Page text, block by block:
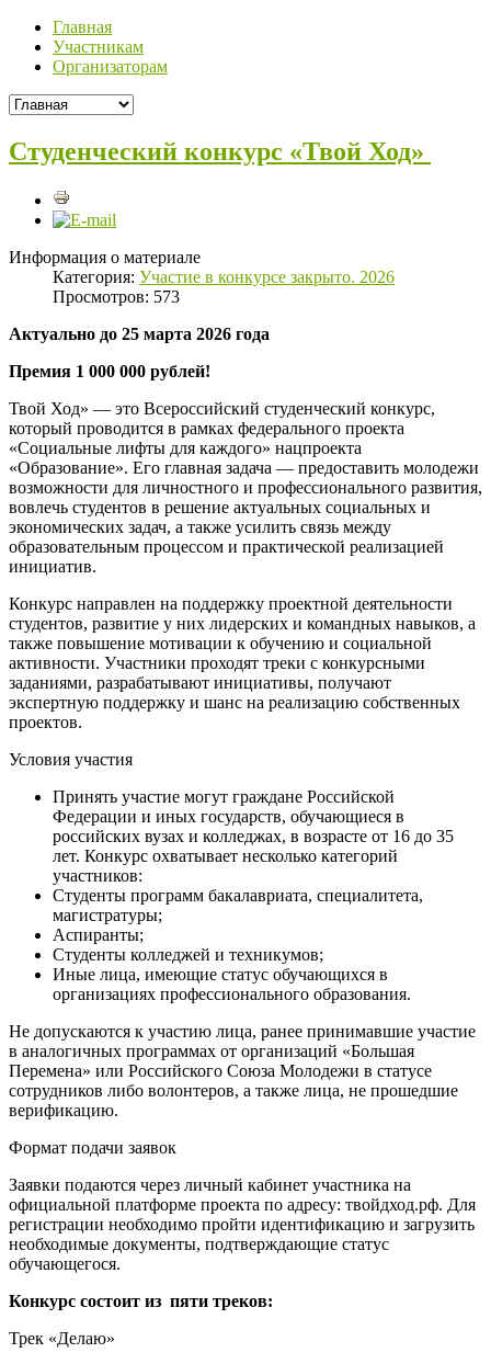
Главная
Участникам
Организаторам
Студенческий конкурс «Твой Ход»
Информация о материале
Категория: Участие в конкурсе закрыто. 2026
Просмотров: 573
Актуально до 25 марта 2026 года
Премия 1 000 000 рублей!
Твой Ход» — это Всероссийский студенческий конкурс,
который проводится в рамках федерального проекта
«Социальные лифты для каждого» нацпроекта
«Образование». Его главная задача — предоставить молодежи
возможности для личностного и профессионального развития,
вовлечь студентов в решение актуальных социальных и
экономических задач, а также усилить связь между
образовательным процессом и практической реализацией
инициатив.
Конкурс направлен на поддержку проектной деятельности
студентов, развитие у них лидерских и командных навыков, а
также повышение мотивации к обучению и социальной
активности. Участники проходят треки с конкурсными
заданиями, разрабатывают инициативы, получают
экспертную поддержку и шанс на реализацию собственных
проектов.
Условия участия
Принять участие могут граждане Российской
Федерации и иных государств, обучающиеся в
российских вузах и колледжах, в возрасте от 16 до 35
лет. Конкурс охватывает несколько категорий
участников:
Студенты программ бакалавриата, специалитета,
магистратуры;
Аспиранты;
Студенты колледжей и техникумов;
Иные лица, имеющие статус обучающихся в
организациях профессионального образования.
Не допускаются к участию лица, ранее принимавшие участие
в аналогичных программах от организаций «Большая
Перемена» или Российского Союза Молодежи в статусе
сотрудников либо волонтеров, а также лица, не прошедшие
верификацию.
Формат подачи заявок
Заявки подаются через личный кабинет участника на
официальной платформе проекта по адресу: твойдход.рф. Для
регистрации необходимо пройти идентификацию и загрузить
необходимые документы, подтверждающие статус
обучающегося.
Конкурс состоит из пяти треков:
Трек «Делаю»